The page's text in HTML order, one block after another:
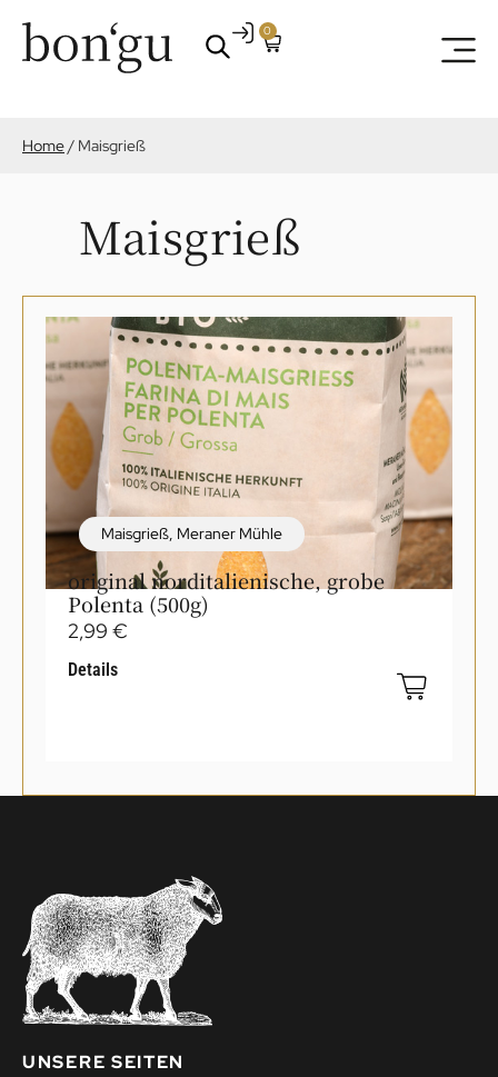
0
Home/ Maisgrieß
Maisgrieß
Maisgrieß, Meraner Mühle
original norditalienische, grobe
Polenta (500g)
2,99 €
Details
UNSERE SEITEN